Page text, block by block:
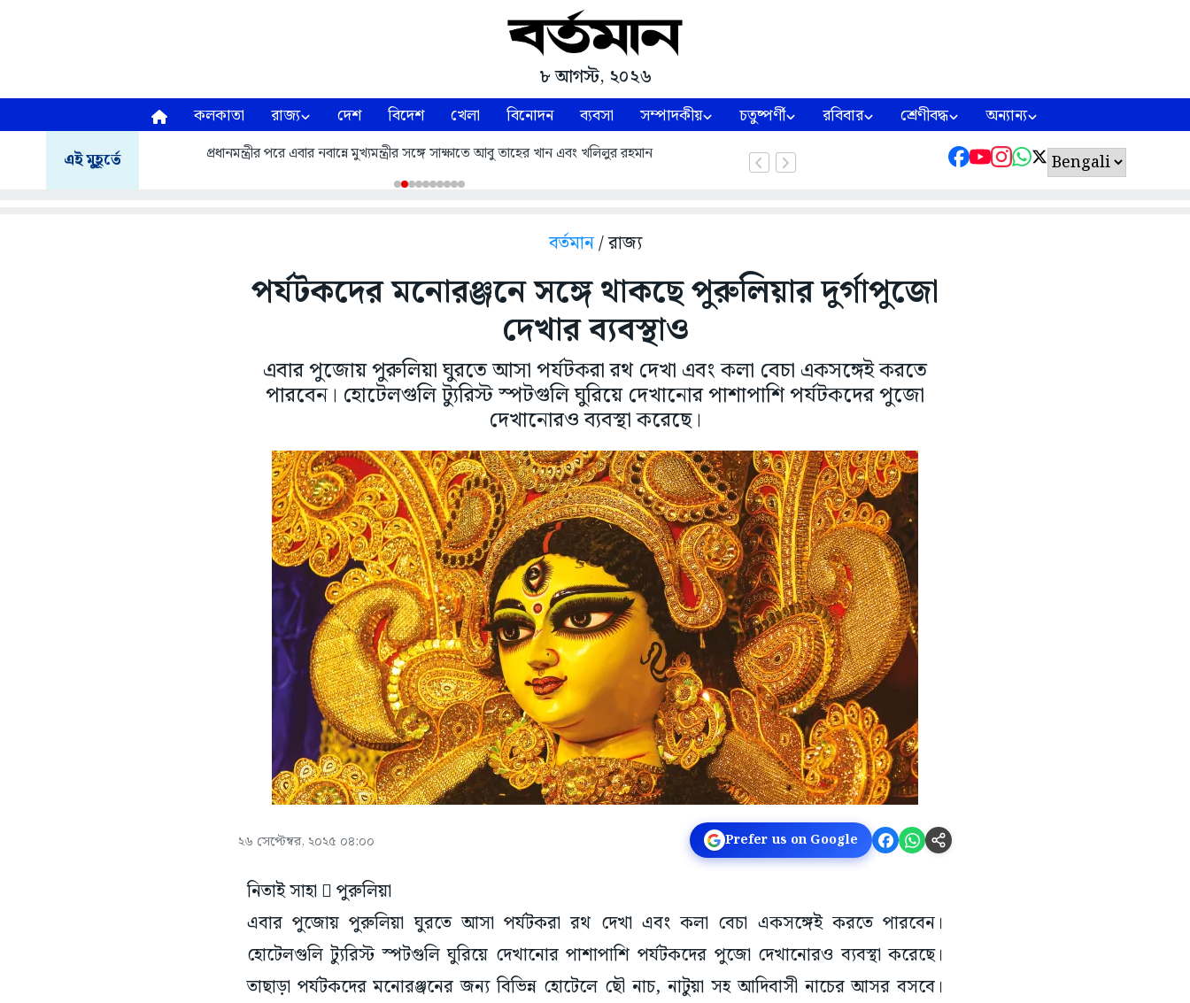
৮ আগস্ট, ২০২৬
কলকাতা রাজ্য দেশ বিদেশ খেলা বিনোদন ব্যবসা সম্পাদকীয় চতুষ্পর্ণী রবিবার শ্রেণীবদ্ধ অন্যান্য
এই মুহূর্তে প্রধানমন্ত্রীর পরে এবার নবান্নে মুখ্যমন্ত্রীর সঙ্গে সাক্ষাতে আবু তাহের খান এবং খলিলুর রহমান
বর্তমান/ রাজ্য
পর্যটকদের মনোরঞ্জনে সঙ্গে থাকছে পুরুলিয়ার দুর্গাপুজো
দেখার ব্যবস্থাও
এবার পুজোয় পুরুলিয়া ঘুরতে আসা পর্যটকরা রথ দেখা এবং কলা বেচা একসঙ্গেই করতে
পারবেন। হোটেলগুলি ট্যুরিস্ট স্পটগুলি ঘুরিয়ে দেখানোর পাশাপাশি পর্যটকদের পুজো
দেখানোরও ব্যবস্থা করেছে।
২৬ সেপ্টেম্বর, ২০২৫ ০৪:০০ Prefer us on Google
নিতাই সাহা  পুরুলিয়া
এবার পুজোয় পুরুলিয়া ঘুরতে আসা পর্যটকরা রথ দেখা এবং কলা বেচা একসঙ্গেই করতে পারবেন।
হোটেলগুলি ট্যুরিস্ট স্পটগুলি ঘুরিয়ে দেখানোর পাশাপাশি পর্যটকদের পুজো দেখানোরও ব্যবস্থা করেছে।
তাছাড়া পর্যটকদের মনোরঞ্জনের জন্য বিভিন্ন হোটেলে ছৌ নাচ, নাটুয়া সহ আদিবাসী নাচের আসর বসবে।